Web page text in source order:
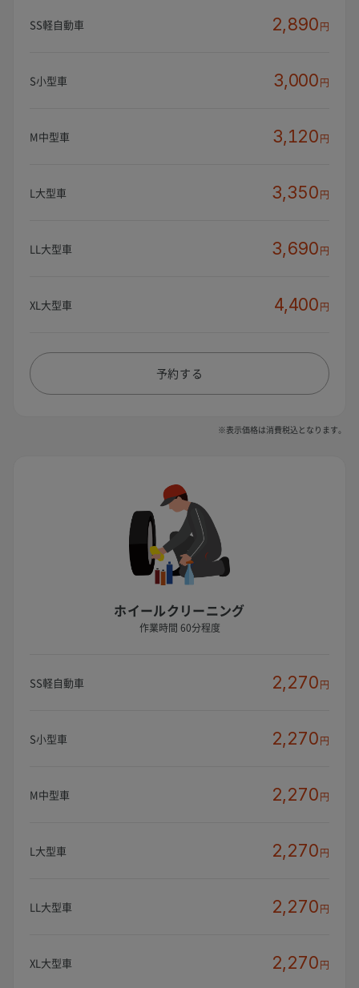
SS軽自動車 2,890円
S小型車 3,000円
M中型車 3,120円
L大型車 3,350円
LL大型車 3,690円
XL大型車 4,400円
予約する
※表示価格は消費税込となります。
ホイールクリーニング
作業時間 60分程度
SS軽自動車 2,270円
S小型車 2,270円
M中型車 2,270円
L大型車 2,270円
LL大型車 2,270円
XL大型車 2,270円